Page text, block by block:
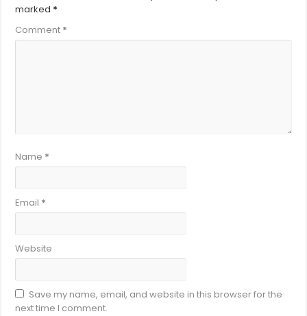
marked *
Comment *
Name *
Email *
Website
Save my name, email, and website in this browser for the
next time I comment.